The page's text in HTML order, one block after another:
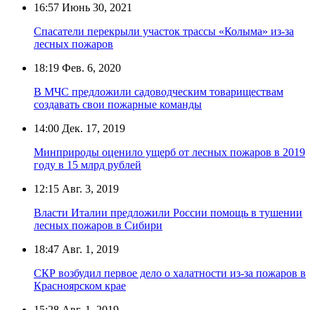
16:57 Июнь 30, 2021
Спасатели перекрыли участок трассы «Колыма» из-за
лесных пожаров
18:19 Фев. 6, 2020
В МЧС предложили садоводческим товариществам
создавать свои пожарные команды
14:00 Дек. 17, 2019
Минприроды оценило ущерб от лесных пожаров в 2019
году в 15 млрд рублей
12:15 Авг. 3, 2019
Власти Италии предложили России помощь в тушении
лесных пожаров в Сибири
18:47 Авг. 1, 2019
СКР возбудил первое дело о халатности из-за пожаров в
Красноярском крае